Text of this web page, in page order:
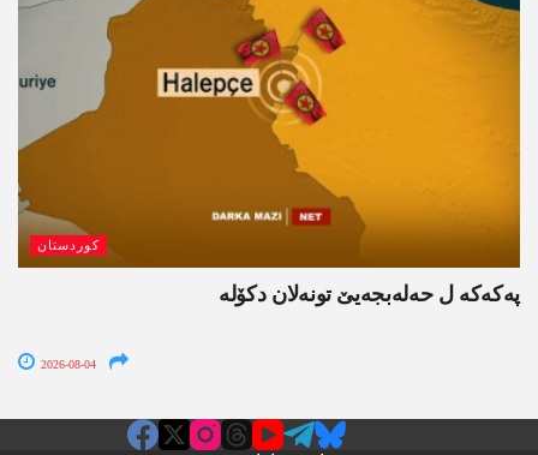
کوردستان
پەکەکە ل حەلەبجەیێ تونەلان دکۆلە
2026-08-04